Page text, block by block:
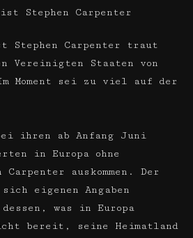
Stephen Carpenter traut
Vereinigten Staaten von
Moment sei zu viel auf der
ihren ab Anfang Juni
in Europa ohne
auskommen. Der
eigenen Angaben
was in Europa
bereit, seine Heimatland